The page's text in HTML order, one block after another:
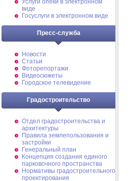
Услуги опеки в электронном
виде
Госуслуги в электронном виде
Пресс-служба
Новости
Статьи
Фоторепортажи
Видеосюжеты
Городское телевидение
Градостроительство
Отдел градостроительства и
архитектуры
Правила землепользования и
застройки
Генеральный план
Концепция создания единого
парковочного пространства
Нормативы градостроительного
проектирования